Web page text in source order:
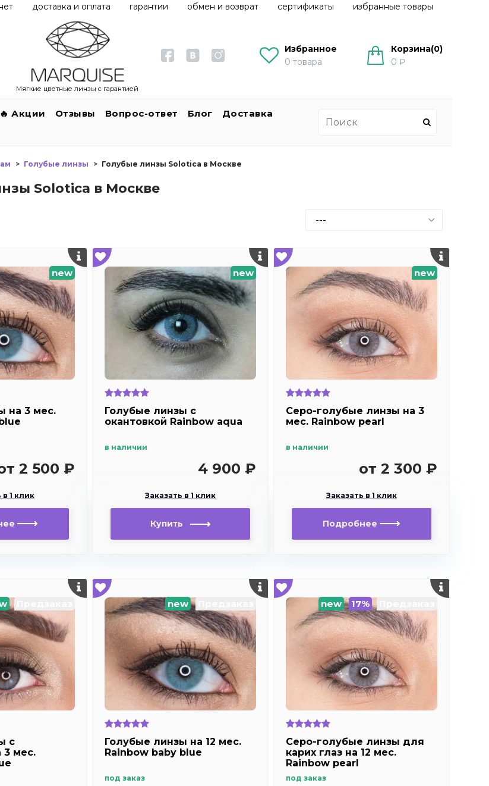
доставка и оплата гарантии обмен и возврат сертификаты избранные товары
Мягкие цветные линзы с гарантией
Избранное
0 товара
Корзина(0)
0 ₽
🔥 Акции Отзывы Вопрос-ответ Блог
Доставка
Голубые линзы Голубые линзы Solotica в Москве
Solotica в Москве
new
на 3 мес.
2 500 ₽
в 1 клик
new
Голубые линзы с
окантовкой Rainbow aqua
в наличии
4 900 ₽
Заказать в 1 клик
new
Серо-голубые линзы на 3
мес. Rainbow pearl
в наличии
от 2 300 ₽
Заказать в 1 клик
Подробнее
с
3 мес.
new
Голубые линзы на 12 мес.
Rainbow baby blue
под заказ
new 17%
Серо-голубые линзы для
карих глаз на 12 мес.
Rainbow pearl
под заказ